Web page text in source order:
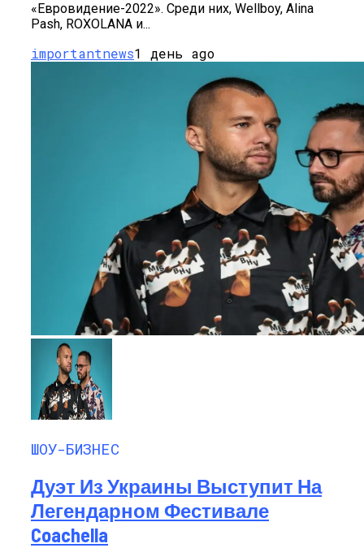
«Евровидение-2022». Среди них, Wellboy, Alina
Pash, ROXOLANA и...
importantnews1 день ago
ШОУ-БИЗНЕС
Дуэт Из Украины Выступит На
Легендарном Фестивале
Coachella